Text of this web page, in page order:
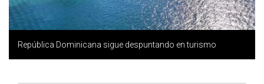
República Dominicana sigue despuntando en turismo